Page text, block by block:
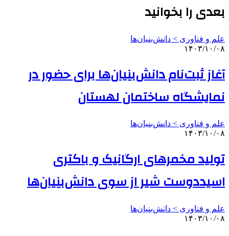
بعدی را بخوانید
علم و فناوری‌ > دانش‌بنیان‌ها
۱۴۰۳/۱۰/۰۸
آغاز ثبت‌نام دانش‌بنیان‌ها برای حضور در
نمایشگاه ساختمان لهستان
علم و فناوری‌ > دانش‌بنیان‌ها
۱۴۰۳/۱۰/۰۸
تولید مخمرهای ارگانیک و باکتری
اسیددوست شیر از سوی دانش‌بنیان‌ها
علم و فناوری‌ > دانش‌بنیان‌ها
۱۴۰۳/۱۰/۰۸